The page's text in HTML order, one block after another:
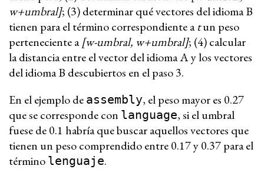
w+umbral]; (3) determinar qué vectores del idioma B
tienen para el término correspondiente atun peso
perteneciente a[w-umbral, w+umbral]; (4) calcular
la distancia entre el vector del idioma A y los vectores
del idioma B descubiertos en el paso 3.
En el ejemplo de assembly, el peso mayor es 0.27
que se corresponde con language, si el umbral
fuese de 0.1 habría que buscar aquellos vectores que
tienen un peso comprendido entre 0.17 y 0.37 para el
término lenguaje.